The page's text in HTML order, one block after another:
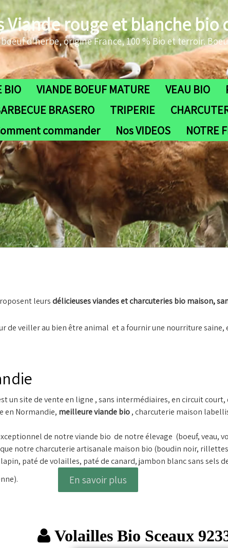
rouge et blanche bio
d'herbe, origine France, 100 % Bio et terroir.
BIO VIANDE BOEUF MATURE VEAU BIO
BRASERO TRIPERIE
commander
Nos VIDEOS NOTRE
leursdélicieuses viandes et charcuteries bio maison,
de veiller au bien être animal et a fournir une nourriture saine,
un site de vente en ligne , sans intermédiaires, en circuit
en Normandie, meilleure viande bio, charcuterie maison
de notre viande bio de notre élevage (boeuf, veau,
notre charcuterie artisanale maison bio (boudin noir,
paté de volailles, paté de canard, jambon blanc sans sels
En savoir plus
Volailles Bio Sceaux